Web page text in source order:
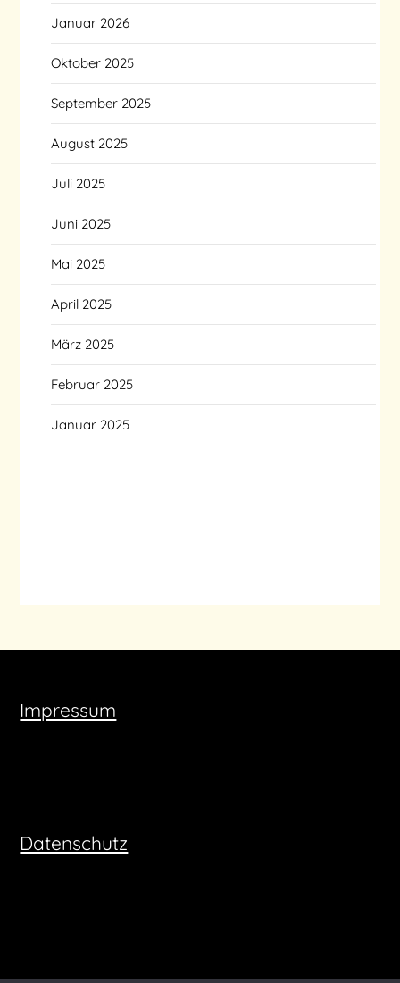
Januar 2026
Oktober 2025
September 2025
August 2025
Juli 2025
Juni 2025
Mai 2025
April 2025
März 2025
Februar 2025
Januar 2025
Impressum
Datenschutz